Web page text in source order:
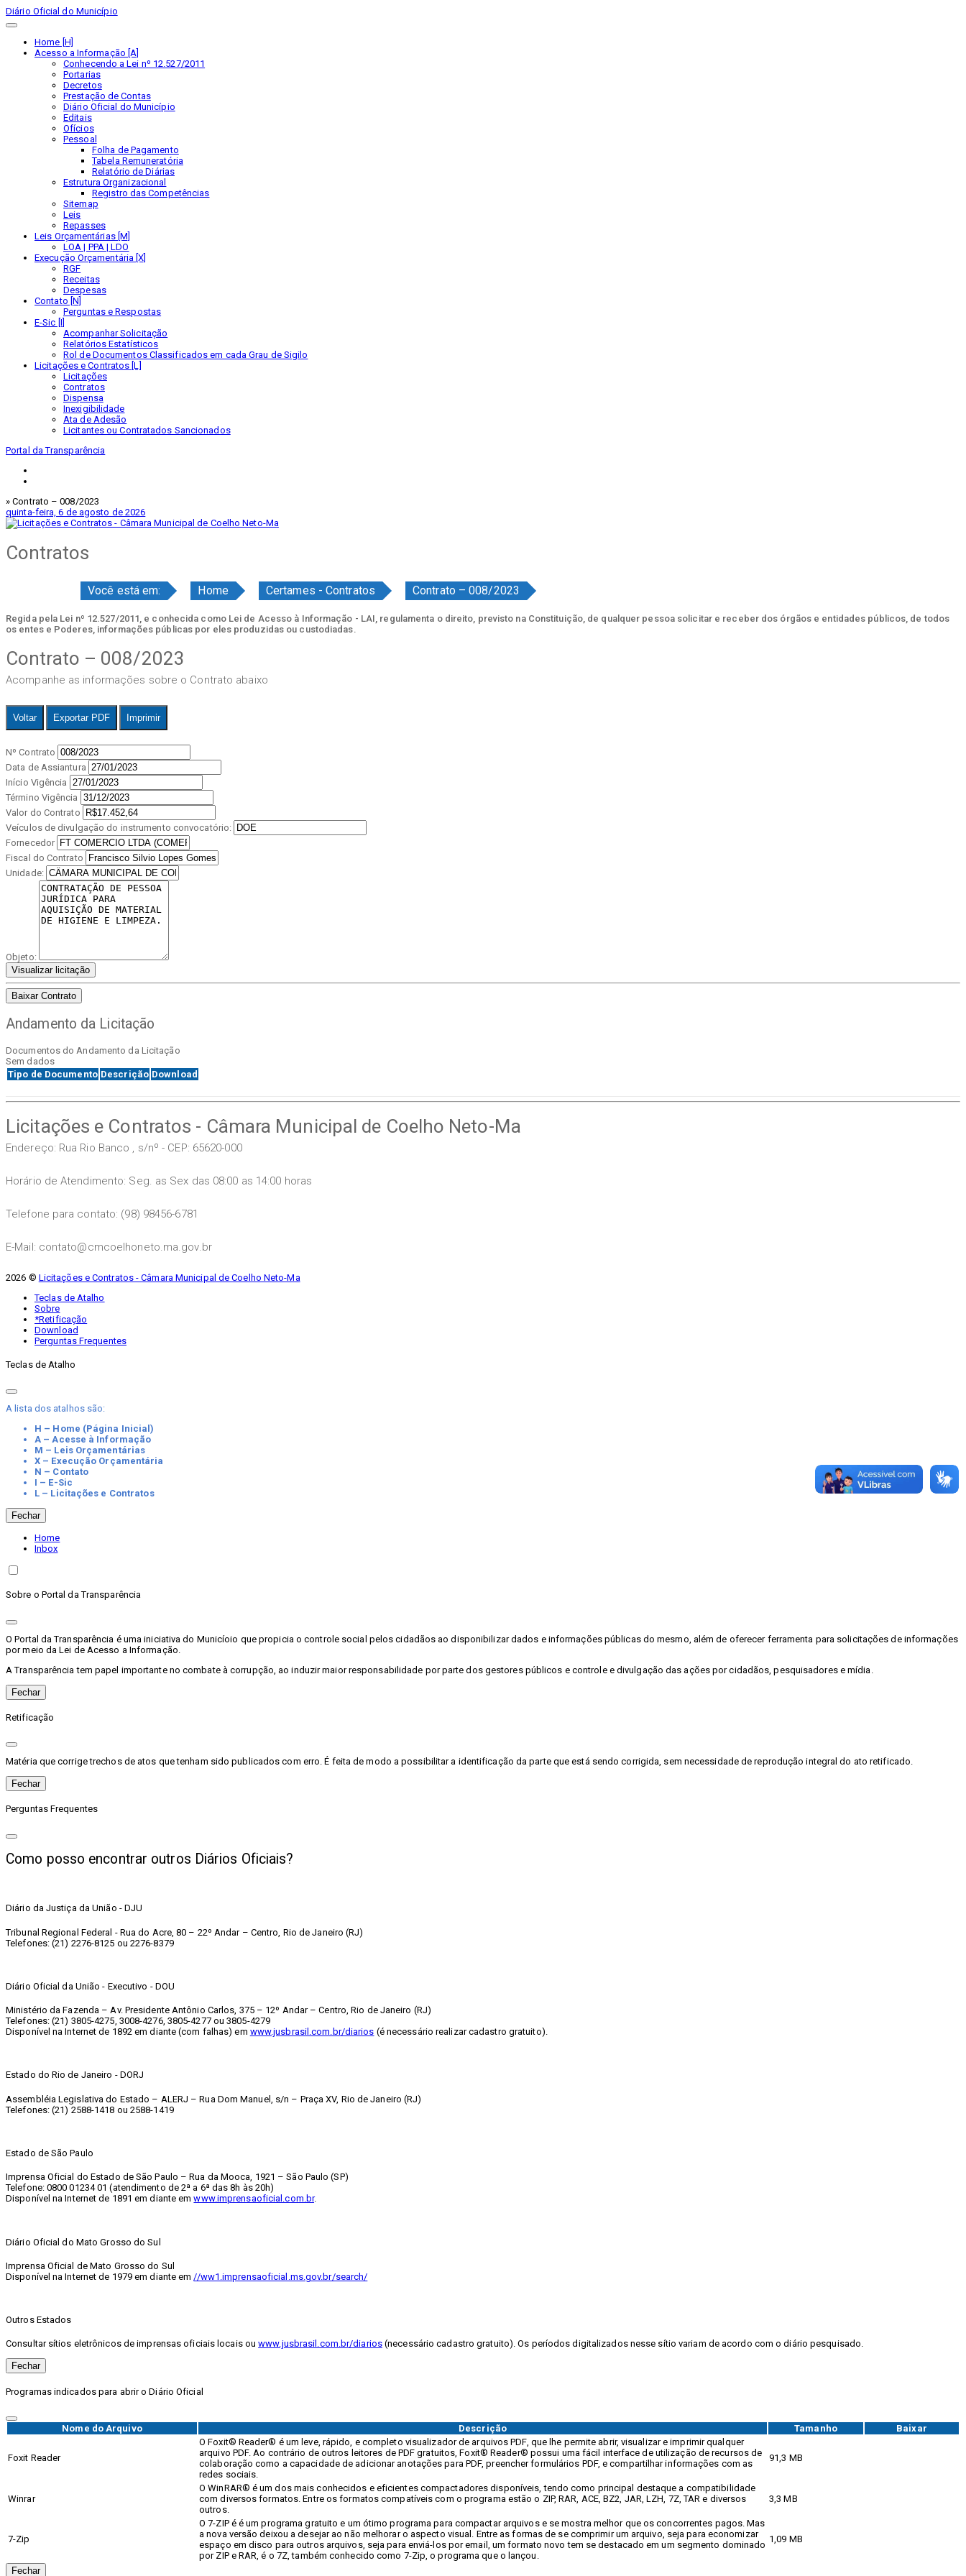
Diário Oficial do Município
Home [H]
Acesso a Informação [A]
Conhecendo a Lei nº 12.527/2011
Portarias
Decretos
Prestação de Contas
Diário Oficial do Município
Editais
Ofícios
Pessoal
Folha de Pagamento
Tabela Remuneratória
Relatório de Diárias
Estrutura Organizacional
Registro das Competências
Sitemap
Leis
Repasses
Leis Orçamentárias [M]
LOA | PPA | LDO
Execução Orçamentária [X]
RGF
Receitas
Despesas
Contato [N]
Perguntas e Respostas
E-Sic [I]
Acompanhar Solicitação
Relatórios Estatísticos
Rol de Documentos Classificados em cada Grau de Sigilo
Licitações e Contratos [L]
Licitações
Contratos
Dispensa
Inexigibilidade
Ata de Adesão
Licitantes ou Contratados Sancionados
Portal da Transparência
» Contrato – 008/2023
quinta-feira, 6 de agosto de 2026
Contratos
Você está em: Home Certames - Contratos Contrato – 008/2023
Regida pela Lei nº 12.527/2011, e conhecida como Lei de Acesso à Informação - LAI, regulamenta o direito, previsto na Constituição, de qualquer pessoa solicitar e receber dos órgãos e entidades públicos, de todos
os entes e Poderes, informações públicas por eles produzidas ou custodiadas.
Contrato – 008/2023
Acompanhe as informações sobre o Contrato abaixo
Voltar Exportar PDF Imprimir
Nº Contrato
Data de Assiantura
Início Vigência
Término Vigência
Valor do Contrato
Veículos de divulgação do instrumento convocatório:
Fornecedor
Fiscal do Contrato
Unidade:
Objeto:
Visualizar licitação
Baixar Contrato
Andamento da Licitação
Documentos do Andamento da Licitação
Sem dados
Tipo de Documento Descrição Download
Licitações e Contratos - Câmara Municipal de Coelho Neto-Ma
Endereço: Rua Rio Banco , s/nº - CEP: 65620-000
Horário de Atendimento: Seg. as Sex das 08:00 as 14:00 horas
Telefone para contato: (98) 98456-6781
E-Mail: contato@cmcoelhoneto.ma.gov.br
2026 © Licitações e Contratos - Câmara Municipal de Coelho Neto-Ma
Teclas de Atalho
Sobre
*Retificação
Download
Perguntas Frequentes
Teclas de Atalho
A lista dos atalhos são:
H – Home (Página Inicial)
A – Acesse à Informação
M – Leis Orçamentárias
X – Execução Orçamentária
N – Contato
I – E-Sic
L – Licitações e Contratos
Fechar
Home
Inbox
Sobre o Portal da Transparência
O Portal da Transparência é uma iniciativa do Municíoio que propicia o controle social pelos cidadãos ao disponibilizar dados e informações públicas do mesmo, além de oferecer ferramenta para solicitações de informações
por meio da Lei de Acesso a Informação.
A Transparência tem papel importante no combate à corrupção, ao induzir maior responsabilidade por parte dos gestores públicos e controle e divulgação das ações por cidadãos, pesquisadores e mídia.
Fechar
Retificação
Matéria que corrige trechos de atos que tenham sido publicados com erro. É feita de modo a possibilitar a identificação da parte que está sendo corrigida, sem necessidade de reprodução integral do ato retificado.
Fechar
Perguntas Frequentes
Como posso encontrar outros Diários Oficiais?
Diário da Justiça da União - DJU
Tribunal Regional Federal - Rua do Acre, 80 – 22º Andar – Centro, Rio de Janeiro (RJ)
Telefones: (21) 2276-8125 ou 2276-8379
Diário Oficial da União - Executivo - DOU
Ministério da Fazenda – Av. Presidente Antônio Carlos, 375 – 12º Andar – Centro, Rio de Janeiro (RJ)
Telefones: (21) 3805-4275, 3008-4276, 3805-4277 ou 3805-4279
Disponível na Internet de 1892 em diante (com falhas) em www.jusbrasil.com.br/diarios (é necessário realizar cadastro gratuito).
Estado do Rio de Janeiro - DORJ
Assembléia Legislativa do Estado – ALERJ – Rua Dom Manuel, s/n – Praça XV, Rio de Janeiro (RJ)
Telefones: (21) 2588-1418 ou 2588-1419
Estado de São Paulo
Imprensa Oficial do Estado de São Paulo – Rua da Mooca, 1921 – São Paulo (SP)
Telefone: 0800 01234 01 (atendimento de 2ª a 6ª das 8h às 20h)
Disponível na Internet de 1891 em diante emwww.imprensaoficial.com.br.
Diário Oficial do Mato Grosso do Sul
Imprensa Oficial de Mato Grosso do Sul
Disponível na Internet de 1979 em diante em //ww1.imprensaoficial.ms.gov.br/search/
Outros Estados
Consultar sítios eletrônicos de imprensas oficiais locais ouwww.jusbrasil.com.br/diarios(necessário cadastro gratuito). Os períodos digitalizados nesse sítio variam de acordo com o diário pesquisado.
Fechar
Programas indicados para abrir o Diário Oficial
Nome do Arquivo Descrição Tamanho Baixar
Foxit Reader
O Foxit® Reader® é um leve, rápido, e completo visualizador de arquivos PDF, que lhe permite abrir, visualizar e imprimir qualquer
arquivo PDF. Ao contrário de outros leitores de PDF gratuitos, Foxit® Reader® possui uma fácil interface de utilização de recursos de
colaboração como a capacidade de adicionar anotações para PDF, preencher formulários PDF, e compartilhar informações com as
redes sociais.
91,3 MB
Winrar
O WinRAR® é um dos mais conhecidos e eficientes compactadores disponíveis, tendo como principal destaque a compatibilidade
com diversos formatos. Entre os formatos compatíveis com o programa estão o ZIP, RAR, ACE, BZ2, JAR, LZH, 7Z, TAR e diversos
outros.
3,3 MB
7-Zip
O 7-ZIP é é um programa gratuito e um ótimo programa para compactar arquivos e se mostra melhor que os concorrentes pagos. Mas
a nova versão deixou a desejar ao não melhorar o aspecto visual. Entre as formas de se comprimir um arquivo, seja para economizar
espaço em disco para outros arquivos, seja para enviá-los por email, um formato novo tem se destacado em um segmento dominado
por ZIP e RAR, é o 7Z, também conhecido como 7-Zip, o programa que o lançou.
1,09 MB
Fechar